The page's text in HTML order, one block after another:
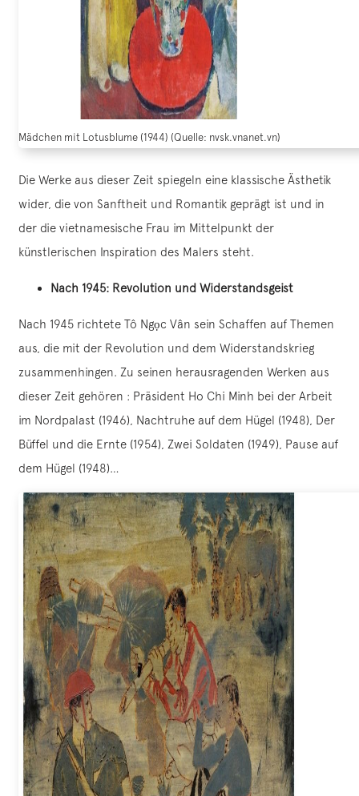
Mädchen mit Lotusblume (1944) (Quelle: nvsk.vnanet.vn)
Die Werke aus dieser Zeit spiegeln eine klassische Ästhetik
wider, die von Sanftheit und Romantik geprägt ist und in
der die vietnamesische Frau im Mittelpunkt der
künstlerischen Inspiration des Malers steht.
Nach 1945: Revolution und Widerstandsgeist
Nach 1945 richtete Tô Ngọc Vân sein Schaffen auf Themen
aus, die mit der Revolution und dem Widerstandskrieg
zusammenhingen. Zu seinen herausragenden Werken aus
dieser Zeit gehören : Präsident Ho Chi Minh bei der Arbeit
im Nordpalast (1946), Nachtruhe auf dem Hügel (1948), Der
Büffel und die Ernte (1954), Zwei Soldaten (1949), Pause auf
dem Hügel (1948)…